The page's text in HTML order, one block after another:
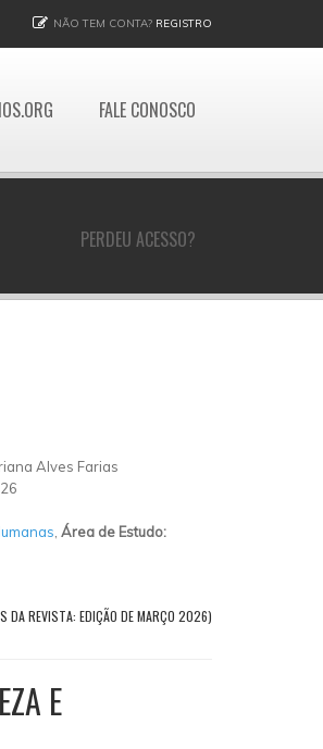
NÃO TEM CONTA? REGISTRO
FALE CONOSCO
PERDEU ACESSO?
Alves Farias
Área de Estudo:
DA REVISTA: EDIÇÃO DE MARÇO 2026)
E